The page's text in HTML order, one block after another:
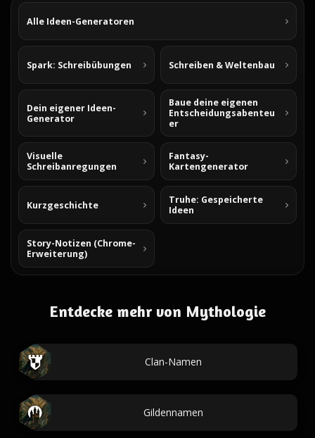
Alle Ideen-Generatoren
Spark: Schreibübungen Schreiben & Weltenbau
Dein eigener Ideen-
Generator
Baue deine eigenen
Entscheidungsabenteu
er
Visuelle
Schreibanregungen
Fantasy-
Kartengenerator
Kurzgeschichte
Truhe: Gespeicherte
Ideen
Story-Notizen (Chrome-
Erweiterung)
Entdecke mehr von Mythologie
Clan-Namen
Gildennamen